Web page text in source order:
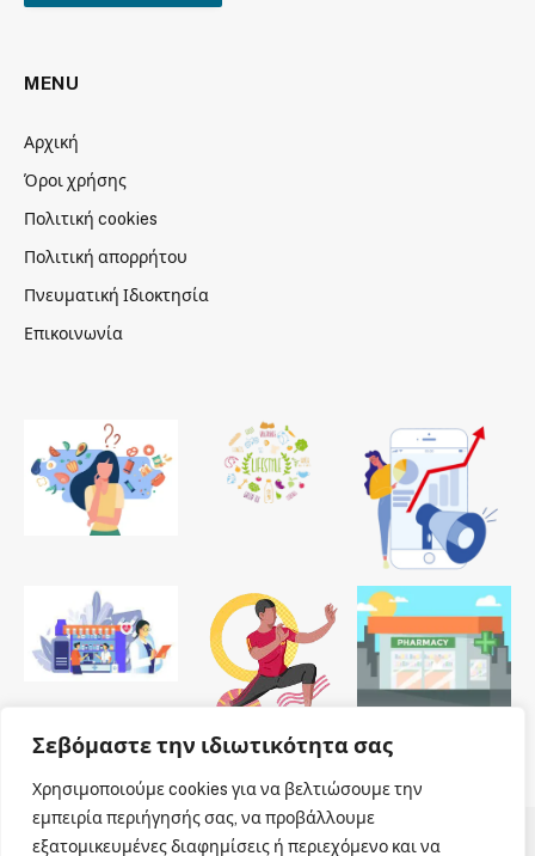
Σεβόμαστε την ιδιωτικότητα σας
Χρησιμοποιούμε cookies για να βελτιώσουμε την
εμπειρία περιήγησής σας, να προβάλλουμε
εξατομικευμένες διαφημίσεις ή περιεχόμενο και να
MENU
Αρχική
Όροι χρήσης
Πολιτική cookies
Πολιτική απορρήτου
Πνευματική Ιδιοκτησία
Επικοινωνία